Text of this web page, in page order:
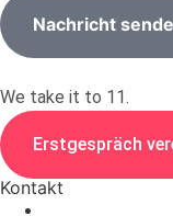
Nachricht
We take it to 11.
Erstgespräch
Kontakt